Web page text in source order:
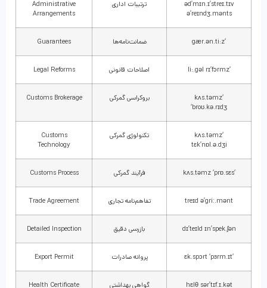
əd’mɪn.ɪ’streɪ.tɪv
ə’reɪndʒ.mənts
ترتیبات اداری
Administrative
Arrangements
‘gær.ən.ti:z ضمانت‌نامه‌ها Guarantees
‘li:.gəl rɪ’fɔrmz اصلاحات قانونی Legal Reforms
‘kʌs.təmz
‘broʊ.kə.rɪdʒ
بروکراسی گمرکی Customs Brokerage
‘kʌs.təmz
tɛk’nɒl.ə.dʒi
تکنولوژی گمرکی
Customs
Technology
‘kʌs.təmz ‘prɒ.sɛs فرآیند گمرکی Customs Process
treɪd ə’griː.mənt تفاهم‌نامه تجاری Trade Agreement
dɪ’teɪld ɪn’spek.ʃən بازرسی دقیق Detailed Inspection
‘ɛk.spɔrt ‘pɜrm.ɪt پروانه صادرات Export Permit
hɛlθ sər’tɪf.ɪ.kət گواهی بهداشتی Health Certificate